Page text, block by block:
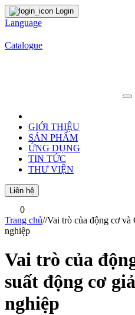
Login
Language
Catalogue
GIỚI THIỆU
SẢN PHẨM
ỨNG DỤNG
TIN TỨC
THƯ VIỆN
Liên hệ
0
Trang chủ//Vai trò của động cơ và
nghiệp
Vai trò của
suất động cơ
nghiệp